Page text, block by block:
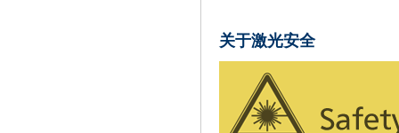
关于激光安全